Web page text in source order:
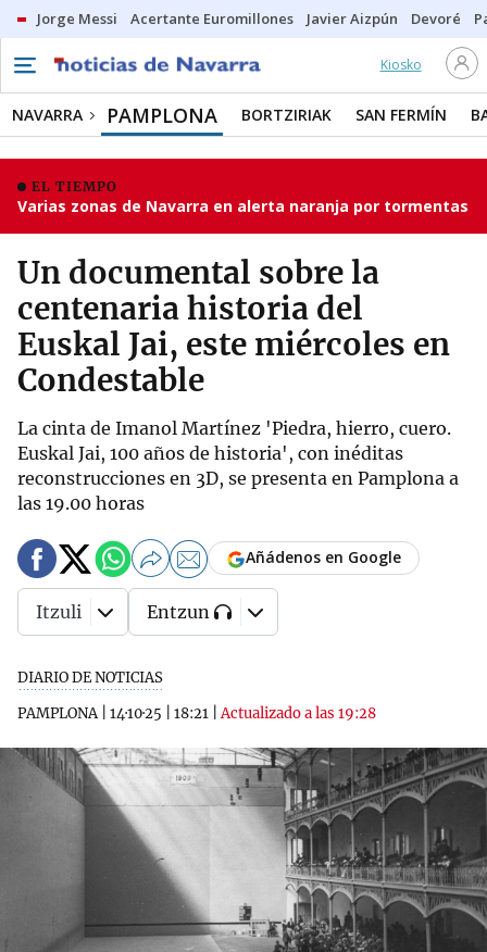
Jorge Messi Acertante Euromillones Javier Aizpún Devoré
Kiosko
NAVARRA PAMPLONA BORTZIRIAK SAN FERMÍN
EL TIEMPO
Varias zonas de Navarra en alerta naranja por tormentas
Un documental sobre la
centenaria historia del
Euskal Jai, este miércoles en
Condestable
La cinta de Imanol Martínez 'Piedra, hierro, cuero.
Euskal Jai, 100 años de historia', con inéditas
reconstrucciones en 3D, se presenta en Pamplona a
las 19.00 horas
DIARIO DE NOTICIAS
PAMPLONA| 14·10·25 18:21 |Actualizado a las 19:28
Añádenos en Google
Itzuli Entzun